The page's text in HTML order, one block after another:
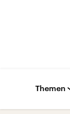
Themen